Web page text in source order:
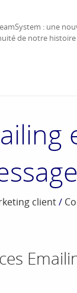
: une
de notre histoire
client/